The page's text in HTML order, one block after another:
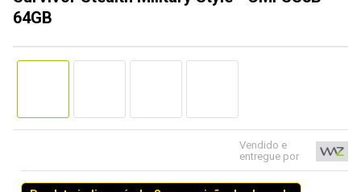
64GB
Vendido e
entregue por
8º
fractal